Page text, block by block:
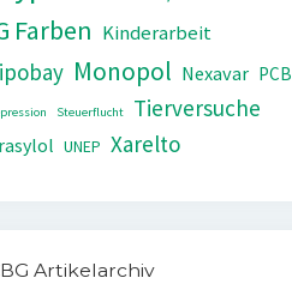
Farben Kinderarbeit
Monopol Nexavar PCB
Steuerflucht Tierversuche
UNEP Xarelto
Artikelarchiv